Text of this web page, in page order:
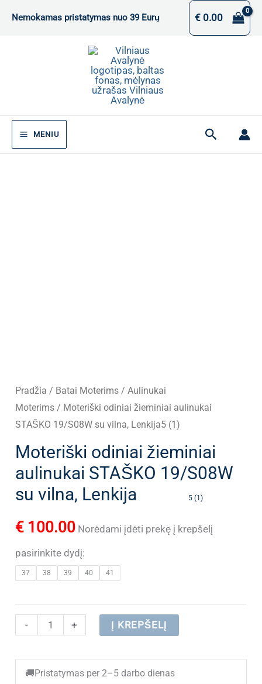
Nemokamas pristatymas nuo 39 Eurų €0.00
MENIU Paieška
Pradžia / Batai Moterims /Aulinukai
Moterims / Moteriški odiniai žieminiai aulinukai
STAŠKO 19/S08W su vilna, Lenkija5 (1)
Moteriški odiniai žieminiai
aulinukai STAŠKO 19/S08W
su vilna, Lenkija
5 (1)
€ 100.00 Norėdami įdėti prekę į krepšelį
pasirinkite dydį:
37 38 39 40 41
-
produkto
Moteriški
odiniai
+ Į KREPŠELĮ
🚚 Pristatymas per 2–5 darbo dienas